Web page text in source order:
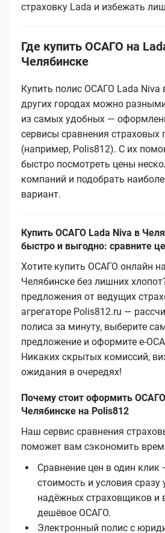
страховку Lada и избежать
Где купить ОСАГО на
Челябинске
Купить полис ОСАГО Lada Niva
других городах можно
из самых удобных —
сервисы сравнения страховых
(например, Polis812). С их
быстро посмотреть цены
компаний и подобрать
вариант.
Купить ОСАГО Lada Niva в
быстро и выгодно: сравните
Хотите купить ОСАГО онлайн
Челябинске без лишних
предложения от ведущих
агрегаторе Polis812.ru —
полиса за минуту, выберите
предложение и оформите
Никаких скрытых комиссий,
ожидания в очередях!
Почему стоит оформить
Челябинске на Polis812
Наш сервис сравнения
поможет вам сэкономить
Сравнение цен в один клик
стоимость и условия сразу
надёжных страховщиков и
дешёвое ОСАГО.
Электронный полис с